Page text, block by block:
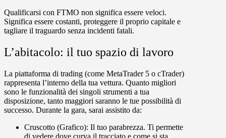
Qualificarsi con FTMO non significa essere veloci.
Significa essere costanti, proteggere il proprio capitale e
tagliare il traguardo senza incidenti fatali.
L’abitacolo: il tuo spazio di lavoro
La piattaforma di trading (come MetaTrader 5 o cTrader)
rappresenta l’interno della tua vettura. Quanto migliori
sono le funzionalità dei singoli strumenti a tua
disposizione, tanto maggiori saranno le tue possibilità di
successo. Durante la gara, sarai assistito da:
Cruscotto (Grafico): Il tuo parabrezza. Ti permette
di vedere dove curva il tracciato e come si sta